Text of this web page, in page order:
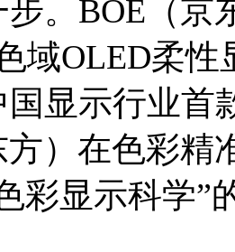
。BOE（京
域OLED柔性
显示行业首
方）在色彩精
彩显示科学”